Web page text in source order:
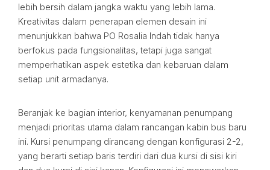
lebih bersih dalam jangka waktu yang lebih lama.
Kreativitas dalam penerapan elemen desain ini
menunjukkan bahwa PO Rosalia Indah tidak hanya
berfokus pada fungsionalitas, tetapi juga sangat
memperhatikan aspek estetika dan kebaruan dalam
setiap unit armadanya.
Beranjak ke bagian interior, kenyamanan penumpang
menjadi prioritas utama dalam rancangan kabin bus baru
ini. Kursi penumpang dirancang dengan konfigurasi 2-2,
yang berarti setiap baris terdiri dari dua kursi di sisi kiri